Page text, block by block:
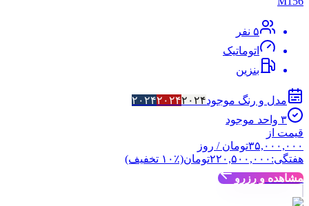
۵ نفر
اتوماتیک
بنزین
مدل و رنگ موجود ۲۰۲۴۲۰۲۴۲۰۲۴
۳ واحد موجود
قیمت از
۳۵,۰۰۰,۰۰۰تومان / روز
هفتگی: ۲۲۰,۵۰۰,۰۰۰تومان(٪ ۱۰ تخفیف)
مشاهده و رزرو